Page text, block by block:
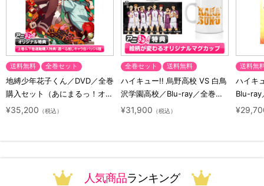
送料無料 全巻セット
地縛少年花子くん／DVD／全巻
購入セット（あにまるっ！オリ
ジナル特典付き・送料無料）
¥35,200 （税込）
全巻セット 送料無料
ハイキュー!! 烏野高校 VS 白鳥
沢学園高校／Blu-ray／全巻セ
ット（初回生産限定・アニまる
¥31,900 （税込）
送料無
ハイキ
Blu-ray
ト（初
人気商品ランキング